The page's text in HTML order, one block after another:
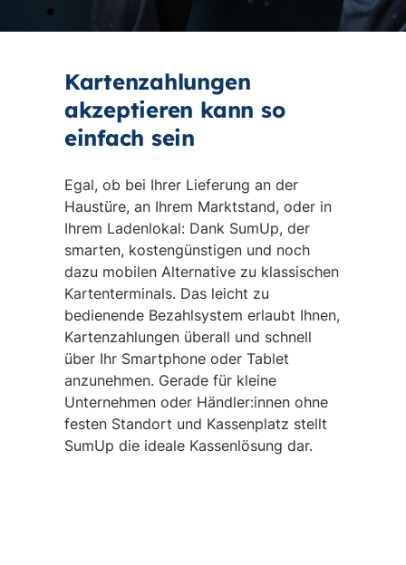
Kartenzahlungen
akzeptieren kann so
einfach sein
Egal, ob bei Ihrer Lieferung an der
Haustüre, an Ihrem Marktstand, oder in
Ihrem Ladenlokal: Dank SumUp, der
smarten, kostengünstigen und noch
dazu mobilen Alternative zu klassischen
Kartenterminals. Das leicht zu
bedienende Bezahlsystem erlaubt Ihnen,
Kartenzahlungen überall und schnell
über Ihr Smartphone oder Tablet
anzunehmen. Gerade für kleine
Unternehmen oder Händler:innen ohne
festen Standort und Kassenplatz stellt
SumUp die ideale Kassenlösung dar.